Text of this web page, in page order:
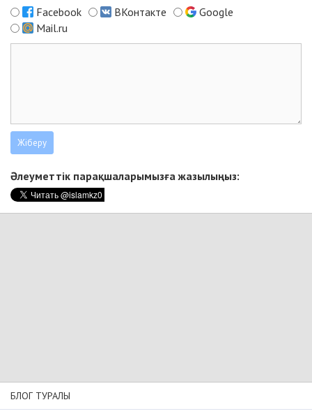
Facebook
ВКонтакте
Google
Mail.ru
Әлеуметтік парақшаларымызға жазылыңыз:
БЛОГ ТУРАЛЫ